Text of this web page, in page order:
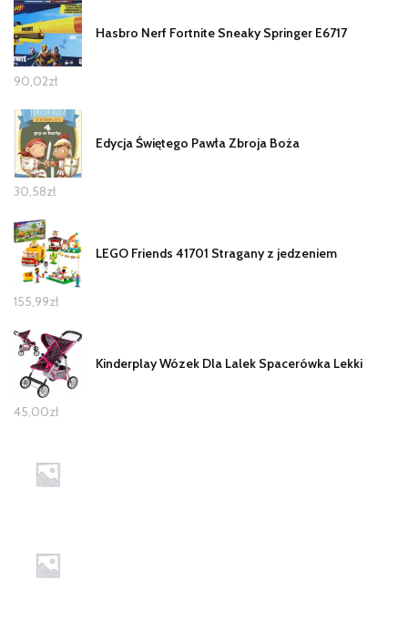
Hasbro Nerf Fortnite Sneaky Springer E6717
90,02zł
Edycja Świętego Pawła Zbroja Boża
30,58zł
LEGO Friends 41701 Stragany z jedzeniem
155,99zł
Kinderplay Wózek Dla Lalek Spacerówka Lekki
45,00zł